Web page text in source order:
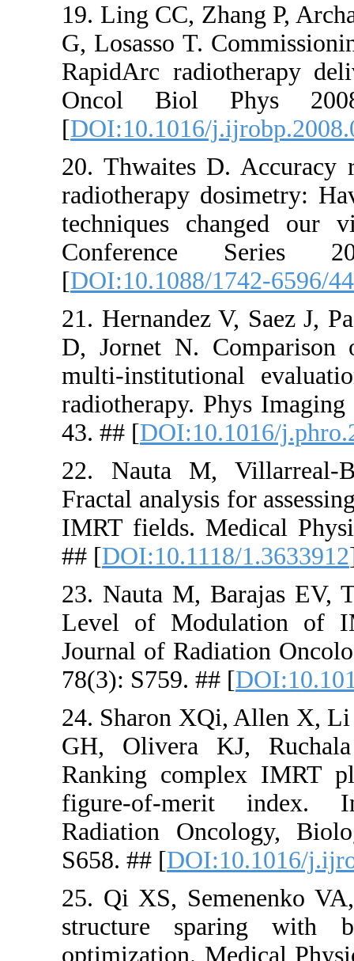
19. Ling
G,
RapidArc
Oncol
[
20.
[
21.
D, Jornet
multi-
43. ## [
22. Nauta
Fractal
IMRT
## [
23. Nauta
Level of
Journal of
78(3):
24.
GH,
Ranking
figure-
Radiation
S658. ## [
25. Qi
structure